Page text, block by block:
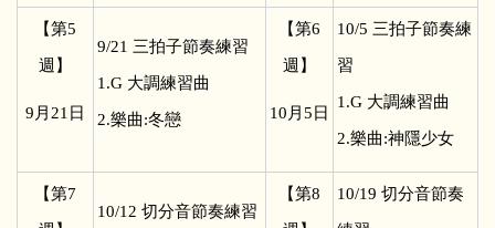
【第5
週】
9 月21日
9/21 三拍子節奏練習
1.G 大調練習曲
2.樂曲:冬戀
【第6
週】
10 月5日
10/5 三拍子節奏練
習
1.G 大調練習曲
2.樂曲:神隱少女
【第7
10/12 切分音節奏練習
【第8 10/19 切分音節奏